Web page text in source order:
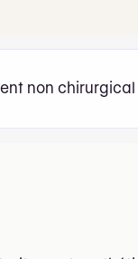
non chirurgical